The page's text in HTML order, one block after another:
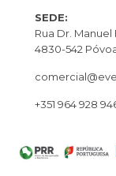
SEDE:
Rua Dr. Manuel
4830-542
+351 964 928